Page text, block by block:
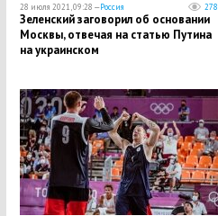
28 июля 2021, 09:28 —Россия 278
Зеленский заговорил об основании
Москвы, отвечая на статью Путина
на украинском